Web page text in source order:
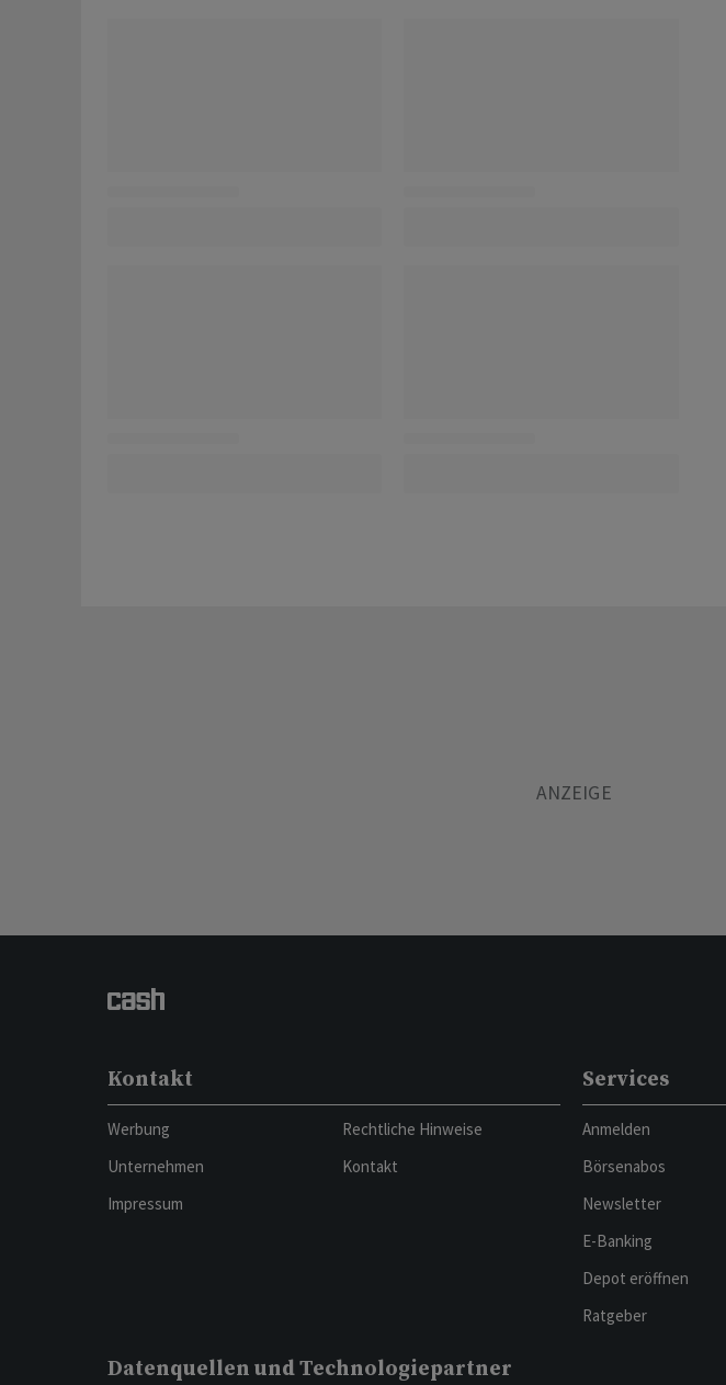
Kontakt
Werbung
Unternehmen
Impressum
Rechtliche Hinweise
Kontakt
Services
Anmelden
Börsenabos
Newsletter
E-Banking
Depot eröffnen
Ratgeber
Datenquellen und Technologiepartner